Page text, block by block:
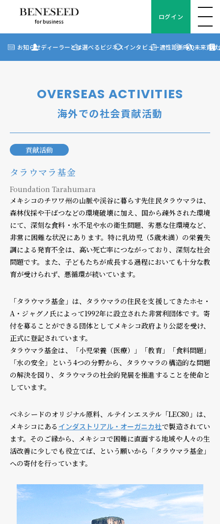
for business
お知らせ
ディーラーとは
FAQ
未来貢献
企業情報
ディーラー契約について
個人情報保護方針 個人情報の取り扱いについて 著作権について
for business
ログイン
お知らせディーラーとは選べるビジネスインタビュー適性診断
? FAQ未来貢献
OVERSEAS ACTIVITIES
海外での社会貢献活動
貢献活動
タラウマラ基金
Foundation Tarahumara
メキシコのチワワ州の山脈や渓谷に暮らす先住民タラウマラは、
森林伐採や干ばつなどの環境破壊に加え、国から疎外された環境
にて、深刻な食料・水不足や水の衛生問題、劣悪な住環境など、
非常に困難な状況にあります。特に乳幼児（5歳未満）の栄養失
調による発育不全は、高い死亡率につながっており、深刻な社会
問題です。また、子どもたちが成長する過程においても十分な教
育が受けられず、悪循環が続いています。
「タラウマラ基金」は、タラウマラの住民を支援してきたホセ・
A・ジャグノ氏によって1992年に設立された非営利団体です。寄
付を募ることができる団体としてメキシコ政府より公認を受け、
正式に登記されています。
タラウマラ基金は、「小児栄養（医療）」「教育」「食料問題」
「水の安全」という4つの分野から、タラウマラの構造的な問題
の解決を図り、タラウマラの社会的発展を推進することを使命と
しています。
ベネシードのオリジナル原料、ルテインエステル「LEC80」は、
メキシコにある インダストリアル・オーガニカ社で製造されてい
ます。そのご縁から、メキシコで困難に直面する地域や人々の生
活改善に少しでも役立てば、という願いから「タラウマラ基金」
への寄付を行っています。